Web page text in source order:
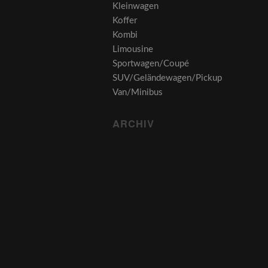
Kleinwagen
Koffer
Kombi
Limousine
Sportwagen/Coupé
SUV/Geländewagen/Pickup
Van/Minibus
ARCHIV